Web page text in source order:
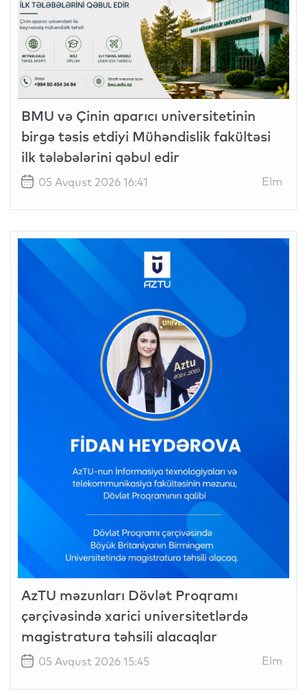
BMU və Çinin aparıcı universitetinin
birgə təsis etdiyi Mühəndislik fakültəsi
ilk tələbələrini qəbul edir
05 Avqust 2026 16:41 Elm
AzTU məzunları Dövlət Proqramı
çərçivəsində xarici universitetlərdə
magistratura təhsili alacaqlar
05 Avqust 2026 15:45 Elm